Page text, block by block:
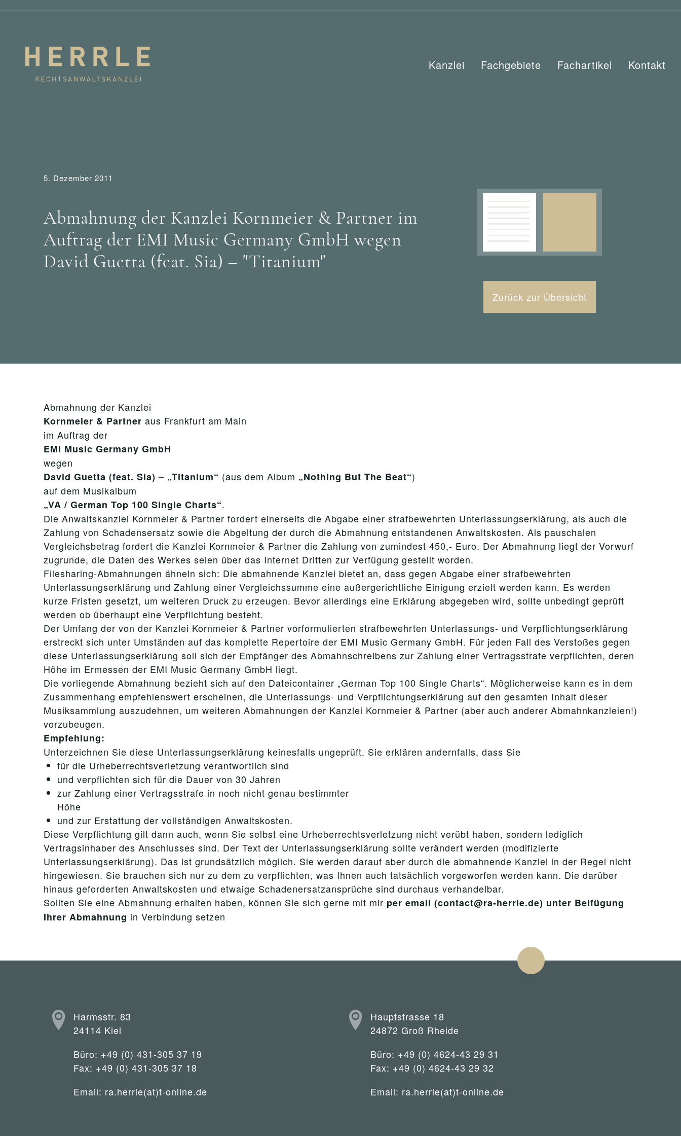
Kanzlei Fachgebiete Fachartikel Kontakt
5. Dezember 2011
Abmahnung der Kanzlei Kornmeier & Partner im
Auftrag der EMI Music Germany GmbH wegen
David Guetta (feat. Sia) – "Titanium"
Zurück zur Übersicht
Abmahnung der Kanzlei
Kornmeier & Partner aus Frankfurt am Main
im Auftrag der
EMI Music Germany GmbH
wegen
David Guetta (feat. Sia) – „Titanium“ (aus dem Album „Nothing But The Beat“)
auf dem Musikalbum
„VA / German Top 100 Single Charts“.
Die Anwaltskanzlei Kornmeier & Partner fordert einerseits die Abgabe einer strafbewehrten Unterlassungserklärung, als auch die
Zahlung von Schadensersatz sowie die Abgeltung der durch die Abmahnung entstandenen Anwaltskosten. Als pauschalen
Vergleichsbetrag fordert die Kanzlei Kornmeier & Partner die Zahlung von zumindest 450,- Euro. Der Abmahnung liegt der Vorwurf
zugrunde, die Daten des Werkes seien über das Internet Dritten zur Verfügung gestellt worden.
Filesharing-Abmahnungen ähneln sich: Die abmahnende Kanzlei bietet an, dass gegen Abgabe einer strafbewehrten
Unterlassungserklärung und Zahlung einer Vergleichssumme eine außergerichtliche Einigung erzielt werden kann. Es werden
kurze Fristen gesetzt, um weiteren Druck zu erzeugen. Bevor allerdings eine Erklärung abgegeben wird, sollte unbedingt geprüft
werden ob überhaupt eine Verpflichtung besteht.
Der Umfang der von der Kanzlei Kornmeier & Partner vorformulierten strafbewehrten Unterlassungs- und Verpflichtungserklärung
erstreckt sich unter Umständen auf das komplette Repertoire der EMI Music Germany GmbH. Für jeden Fall des Verstoßes gegen
diese Unterlassungserklärung soll sich der Empfänger des Abmahnschreibens zur Zahlung einer Vertragsstrafe verpflichten, deren
Höhe im Ermessen der EMI Music Germany GmbH liegt.
Die vorliegende Abmahnung bezieht sich auf den Dateicontainer „German Top 100 Single Charts“. Möglicherweise kann es in dem
Zusammenhang empfehlenswert erscheinen, die Unterlassungs- und Verpflichtungserklärung auf den gesamten Inhalt dieser
Musiksammlung auszudehnen, um weiteren Abmahnungen der Kanzlei Kornmeier & Partner (aber auch anderer Abmahnkanzleien!)
vorzubeugen.
Empfehlung:
Unterzeichnen Sie diese Unterlassungserklärung keinesfalls ungeprüft. Sie erklären andernfalls, dass Sie
für die Urheberrechtsverletzung verantwortlich sind
und verpflichten sich für die Dauer von 30 Jahren
zur Zahlung einer Vertragsstrafe in noch nicht genau bestimmter
Höhe
und zur Erstattung der vollständigen Anwaltskosten.
Diese Verpflichtung gilt dann auch, wenn Sie selbst eine Urheberrechtsverletzung nicht verübt haben, sondern lediglich
Vertragsinhaber des Anschlusses sind. Der Text der Unterlassungserklärung sollte verändert werden (modifizierte
Unterlassungserklärung). Das ist grundsätzlich möglich. Sie werden darauf aber durch die abmahnende Kanzlei in der Regel nicht
hingewiesen. Sie brauchen sich nur zu dem zu verpflichten, was Ihnen auch tatsächlich vorgeworfen werden kann. Die darüber
hinaus geforderten Anwaltskosten und etwaige Schadenersatzansprüche sind durchaus verhandelbar.
Sollten Sie eine Abmahnung erhalten haben, können Sie sich gerne mit mir per email (contact@ra-herrle.de) unter Beifügung
Ihrer Abmahnung in Verbindung setzen
Harmsstr. 83
24114 Kiel
Büro: +49 (0) 431-305 37 19
Fax: +49 (0) 431-305 37 18
Email: ra.herrle(at)t-online.de
Hauptstrasse 18
24872 Groß Rheide
Büro: +49 (0) 4624-43 29 31
Fax: +49 (0) 4624-43 29 32
Email: ra.herrle(at)t-online.de